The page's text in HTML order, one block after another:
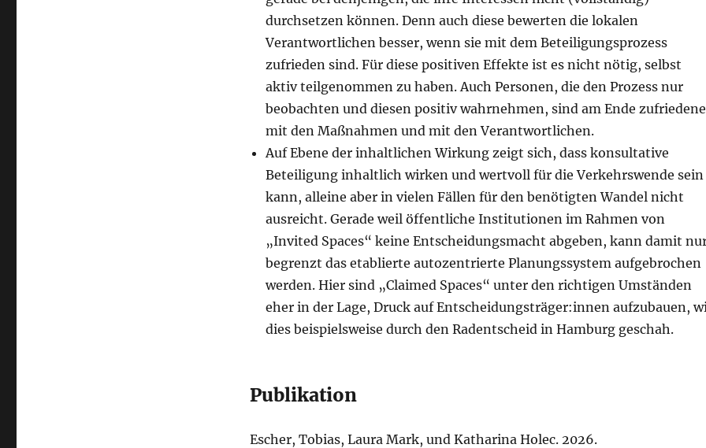
durchsetzen können. Denn auch diese bewerten die lokalen
Verantwortlichen besser, wenn sie mit dem Beteiligungsprozess
zufrieden sind. Für diese positiven Effekte ist es nicht nötig, selbst
aktiv teilgenommen zu haben. Auch Personen, die den Prozess nur
beobachten und diesen positiv wahrnehmen, sind am Ende
mit den Maßnahmen und mit den Verantwortlichen.
Auf Ebene der inhaltlichen Wirkung zeigt sich, dass konsultative
Beteiligung inhaltlich wirken und wertvoll für die Verkehrswende sein
kann, alleine aber in vielen Fällen für den benötigten Wandel nicht
ausreicht. Gerade weil öffentliche Institutionen im Rahmen von
„Invited Spaces“ keine Entscheidungsmacht abgeben, kann damit
begrenzt das etablierte autozentrierte Planungssystem aufgebrochen
werden. Hier sind „Claimed Spaces“ unter den richtigen Umständen
eher in der Lage, Druck auf Entscheidungsträger:innen aufzubauen,
dies beispielsweise durch den Radentscheid in Hamburg geschah.
Publikation
Escher, Tobias, Laura Mark, und Katharina Holec. 2026.